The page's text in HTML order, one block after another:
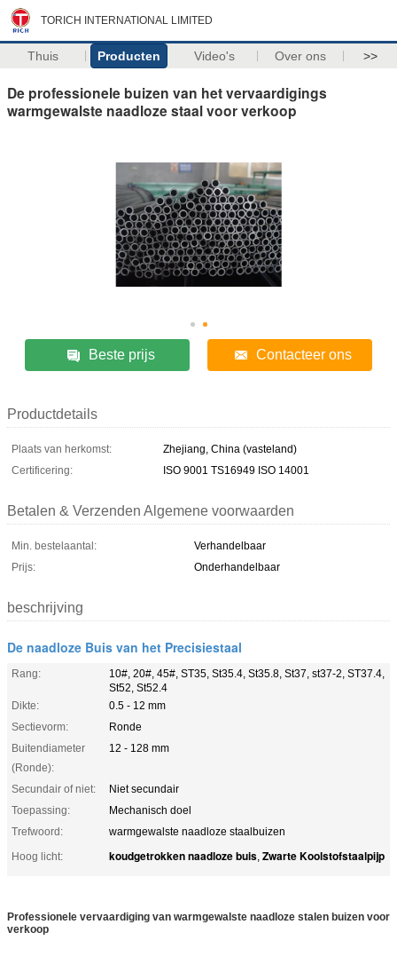
TORICH INTERNATIONAL LIMITED
Thuis Producten Video's Over ons >>
De professionele buizen van het vervaardigings
warmgewalste naadloze staal voor verkoop
Beste prijs Contacteer ons
Productdetails
Plaats van herkomst:
Zhejiang, China (vasteland)
Certificering:
ISO 9001 TS16949 ISO 14001
Betalen & Verzenden Algemene voorwaarden
Min. bestelaantal:
Verhandelbaar
Prijs:
Onderhandelbaar
beschrijving
De naadloze Buis van het Precisiestaal
Rang:
10#, 20#, 45#, ST35, St35.4, St35.8, St37, st37-2, ST37.4,
St52, St52.4
Dikte:
0.5 - 12 mm
Sectievorm:
Ronde
Buitendiameter
(Ronde):
12 - 128 mm
Secundair of niet:
Niet secundair
Toepassing:
Mechanisch doel
Trefwoord:
warmgewalste naadloze staalbuizen
Hoog licht:
koudgetrokken naadloze buis, Zwarte Koolstofstaalpijp
Professionele vervaardiging van warmgewalste naadloze stalen buizen voor
verkoop